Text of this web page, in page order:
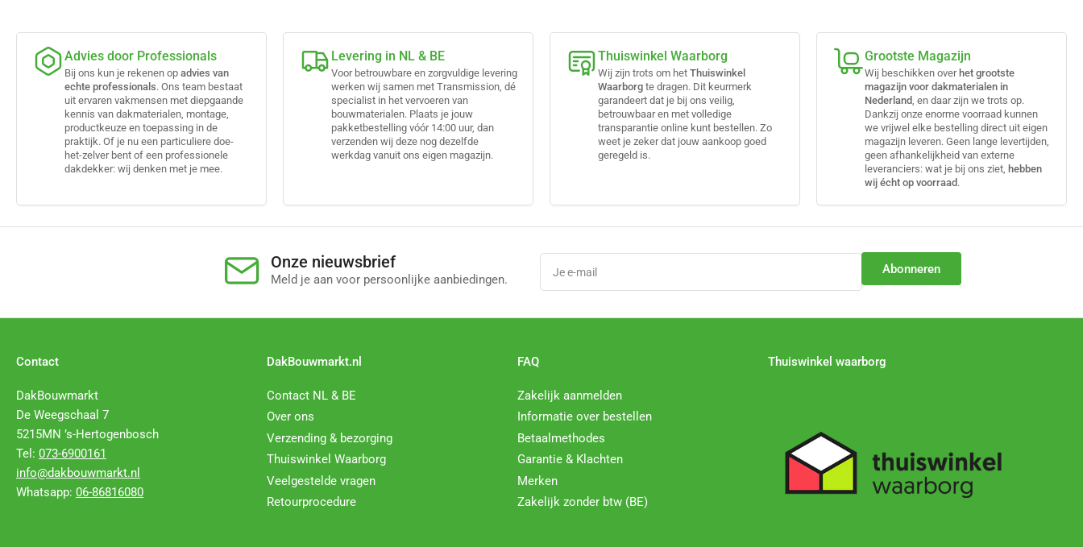
Advies door Professionals
Bij ons kun je rekenen op advies van
echte professionals. Ons team bestaat
uit ervaren vakmensen met diepgaande
kennis van dakmaterialen, montage,
productkeuze en toepassing in de
praktijk. Of je nu een particuliere doe-
het-zelver bent of een professionele
dakdekker: wij denken met je mee.
Levering in NL & BE
Voor betrouwbare en zorgvuldige levering
werken wij samen met Transmission, dé
specialist in het vervoeren van
bouwmaterialen. Plaats je jouw
pakketbestelling vóór 14:00 uur, dan
verzenden wij deze nog dezelfde
werkdag vanuit ons eigen magazijn.
Thuiswinkel Waarborg
Wij zijn trots om het Thuiswinkel
Waarborg te dragen. Dit keurmerk
garandeert dat je bij ons veilig,
betrouwbaar en met volledige
transparantie online kunt bestellen. Zo
weet je zeker dat jouw aankoop goed
geregeld is.
Grootste Magazijn
Wij beschikken over het grootste
magazijn voor dakmaterialen in
Nederland , en daar zijn we trots op.
Dankzij onze enorme voorraad kunnen
we vrijwel elke bestelling direct uit eigen
magazijn leveren. Geen lange levertijden,
geen afhankelijkheid van externe
leveranciers: wat je bij ons ziet, hebben
wij écht op voorraad .
Onze nieuwsbrief
Meld je aan voor persoonlijke aanbiedingen.
Je
mail
Abonneren
Contact
DakBouwmarkt
De Weegschaal 7
5215MN ’s-Hertogenbosch
Tel: 073-6900161
info@dakbouwmarkt.nl
Whatsapp: 06-86816080
DakBouwmarkt.nl
Contact NL & BE
Over ons
Verzending & bezorging
Thuiswinkel Waarborg
Veelgestelde vragen
Retourprocedure
FAQ
Zakelijk aanmelden
Informatie over bestellen
Betaalmethodes
Garantie & Klachten
Merken
Zakelijk zonder btw (BE)
Thuiswinkel waarborg